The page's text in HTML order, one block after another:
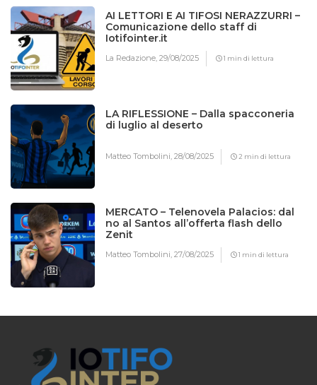
AI LETTORI E AI TIFOSI NERAZZURRI –
Comunicazione dello staff di
Iotifointer.it
La Redazione,29/08/2025 1 min di lettura
LA RIFLESSIONE – Dalla spacconeria
di luglio al deserto
Matteo Tombolini,28/08/2025 2 min di lettura
MERCATO – Telenovela Palacios: dal
no al Santos all’offerta flash dello
Zenit
Matteo Tombolini,27/08/2025 1 min di lettura